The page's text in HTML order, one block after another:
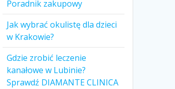
Poradnik zakupowy
Jak wybrać okulistę dla dzieci
w Krakowie?
Gdzie zrobić leczenie
kanałowe w Lubinie?
Sprawdź DIAMANTE CLINICA